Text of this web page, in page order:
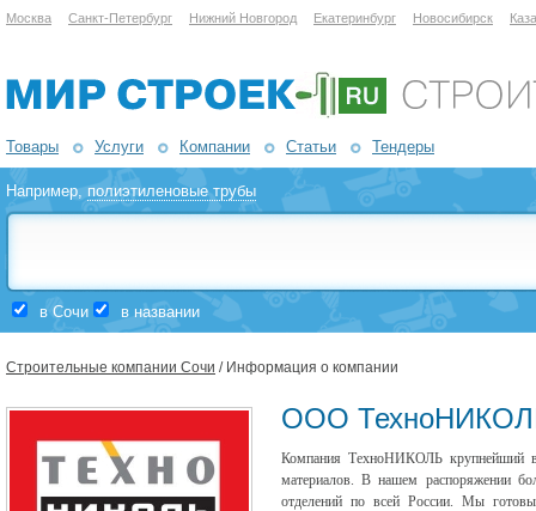
Москва Санкт-Петербург Нижний Новгород Екатеринбург Новосибирск
Товары Услуги Компании Статьи Тендеры
Например,полиэтиленовые трубы
в Сочи в названии
Строительные компании Сочи / Информация о компании
ООО
Компания ТехноНИКОЛЬ крупнейший в
материалов. В нашем распоряжении
отделений по всей России. Мы